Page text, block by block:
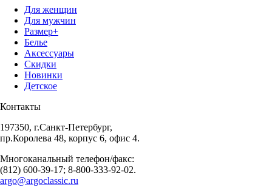
Для женщин
Для мужчин
Размер+
Белье
Аксессуары
Скидки
Новинки
Детское
Контакты
197350, г.Санкт-Петербург,
пр.Королева 48, корпус 6, офис 4.
Многоканальный телефон/факс:
(812) 600-39-17; 8-800-333-92-02.
argo@argoclassic.ru